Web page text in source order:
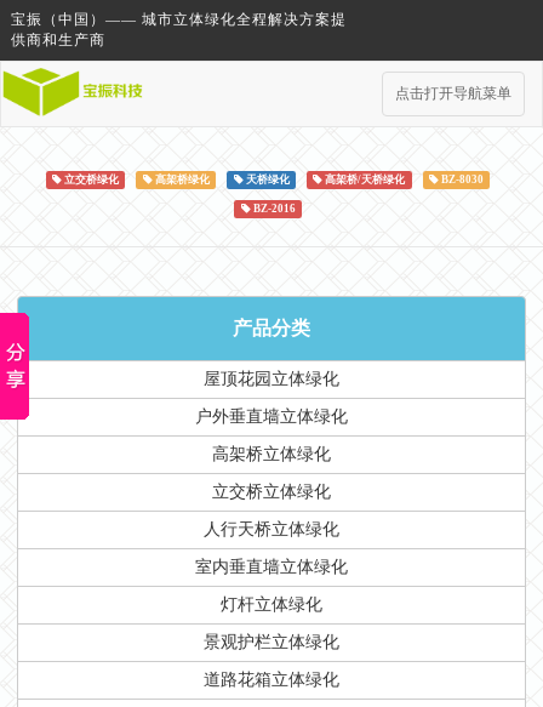
宝振（中国）—— 城市立体绿化全程解决方案提
供商和生产商
点击打开导航菜单
立交桥绿化 高架桥绿化 天桥绿化 高架桥/天桥绿化 BZ-8030
BZ-2016
产品分类
屋顶花园立体绿化
户外垂直墙立体绿化
高架桥立体绿化
立交桥立体绿化
人行天桥立体绿化
室内垂直墙立体绿化
灯杆立体绿化
景观护栏立体绿化
道路花箱立体绿化